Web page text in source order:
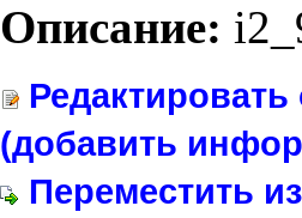
Описание:
(добавить
Переместить